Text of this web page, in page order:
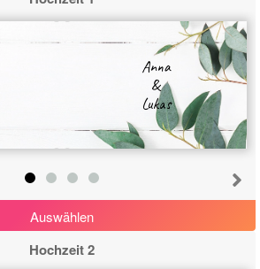
Anna
&
Lukas
Auswählen
Hochzeit 2